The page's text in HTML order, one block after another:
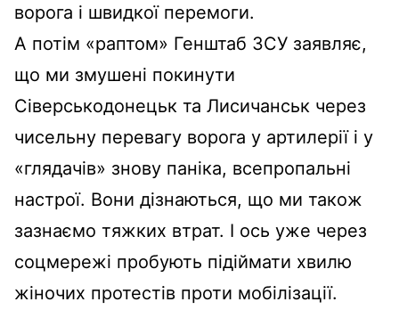
ворога і швидкої перемоги.
А потім «раптом» Генштаб ЗСУ заявляє,
що ми змушені покинути
Сіверськодонецьк та Лисичанськ через
чисельну перевагу ворога у артилерії і у
«глядачів» знову паніка, всепропальні
настрої. Вони дізнаються, що ми також
зазнаємо тяжких втрат. І ось уже через
соцмережі пробують підіймати хвилю
жіночих протестів проти мобілізації.